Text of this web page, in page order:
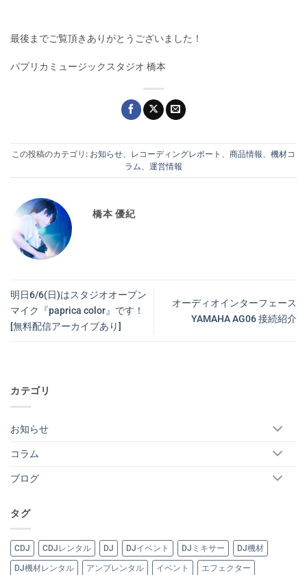
最後までご覧頂きありがとうございました！
パプリカミュージックスタジオ 橋本
この投稿のカテゴリ: お知らせ レコーディングレポート 商品情報
機材コ
ラム
運営情報
橋本 優紀
明日6/6(日)はスタジオオープン
マイク『paprica color』です！
[無料配信アーカイブあり]
オーディオインターフェース
YAMAHA AG06 接続紹介
カテゴリ
お知らせ
コラム
ブログ
タグ
CDJ CDJレンタル DJ DJイベント DJミキサー DJ機材
DJ機材レンタル アンプレンタル イベント エフェクター